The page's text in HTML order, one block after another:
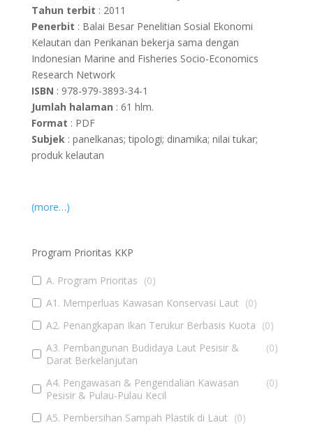
Tahun terbit : 2011
Penerbit : Balai Besar Penelitian Sosial Ekonomi
Kelautan dan Perikanan bekerja sama dengan
Indonesian Marine and Fisheries Socio-Economics
Research Network
ISBN : 978-979-3893-34-1
Jumlah halaman : 61 hlm.
Format : PDF
Subjek: panelkanas; tipologi; dinamika; nilai tukar;
produk kelautan
(more…)
Program Prioritas KKP
A. Program Prioritas (0)
A1. Memperluas Kawasan Konservasi Laut (0)
A2. Penangkapan Ikan Terukur Berbasis Kuota (0)
A3. Pembangunan Budidaya Laut Pesisir &
Darat Berkelanjutan
(0)
A4. Pengawasan & Pengendalian Kawasan
Pesisir & Pulau-Pulau Kecil
(0)
A5. Pembersihan Sampah Plastik di Laut (0)